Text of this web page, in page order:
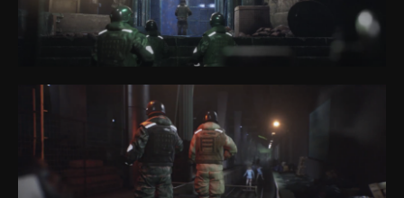
Parque
Zona de Juegos
Juegos
FAQ
Especificaciones